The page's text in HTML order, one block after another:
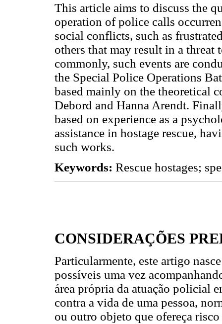
This article aims to discuss the
operation of police calls
social conflicts, such as
others that may result in a threat
commonly, such events are
the Special Police Operations
based mainly on the theoretical
Debord and Hanna Arendt.
based on experience as a
assistance in hostage rescue,
such works.
Keywords: Rescue hostages;
CONSIDERAÇÕES
Particularmente, este artigo
possíveis uma vez
área própria da atuação policial
contra a vida de uma pessoa,
ou outro objeto que ofereça